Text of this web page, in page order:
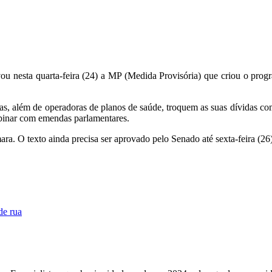
quarta-feira (24) a MP (Medida Provisória) que criou o
além de operadoras de planos de saúde, troquem as suas dívidas
com emendas parlamentares.
O texto ainda precisa ser aprovado pelo Senado até sexta-feira
rua